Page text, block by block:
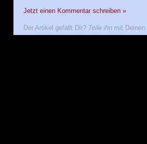
Jetzt einen Kommentar schreiben »
Der Artikel gefällt Dir? Teile ihnmit Deinen